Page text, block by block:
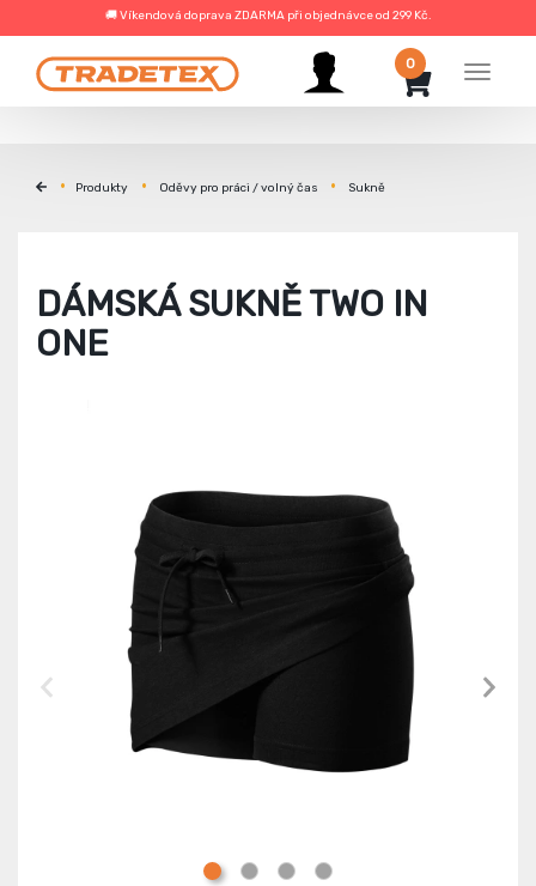
🚚 Víkendová doprava ZDARMA při objednávce od 299 Kč.
Menu
0
Produkty Oděvy pro práci / volný čas Sukně
DÁMSKÁ SUKNĚ TWO IN
ONE